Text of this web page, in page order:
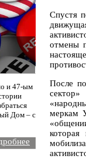
и 47-ым
Дом – с
Спустя
отмены
После
сектор»
меркам